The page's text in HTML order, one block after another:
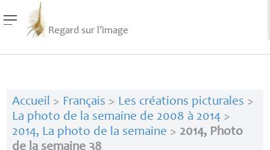
Regard sur l’image
Accueil > Français > Les créations picturales >
La photo de la semaine de 2008 à 2014>
2014, La photo de la semaine > 2014, Photo